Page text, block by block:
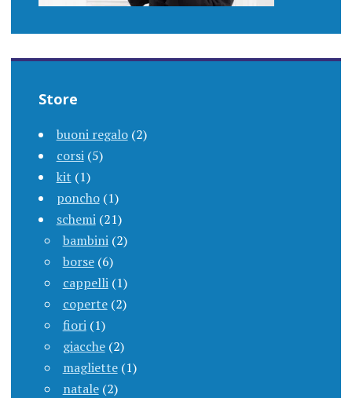
Store
buoni regalo (2)
corsi (5)
kit (1)
poncho (1)
schemi (21)
bambini (2)
borse (6)
cappelli (1)
coperte (2)
fiori (1)
giacche (2)
magliette (1)
natale (2)